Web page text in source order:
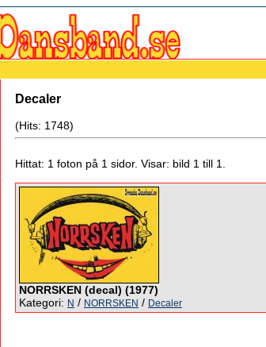
Decaler
(Hits: 1748)
Hittat: 1 foton på 1 sidor. Visar: bild 1 till 1.
NORRSKEN (decal) (1977)
Kategori: N / NORRSKEN / Decaler